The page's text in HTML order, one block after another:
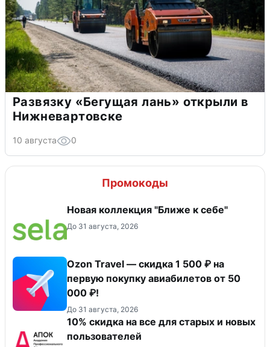
Развязку «Бегущая лань» открыли в
Нижневартовске
10 августа 0
Промокоды
Новая коллекция "Ближе к себе"
До 31 августа, 2026
Ozon Travel — скидка 1 500 ₽ на
первую покупку авиабилетов от 50
000 ₽!
До 31 августа, 2026
10% скидка на все для старых и новых
пользователей